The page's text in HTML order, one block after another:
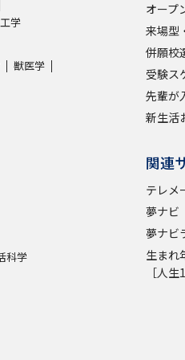
学
獣医学
科学
オープ
来場型
併願校
受験ス
先輩が
新生活
関連
テレメ
夢ナビ
夢ナビ
生まれ
［人